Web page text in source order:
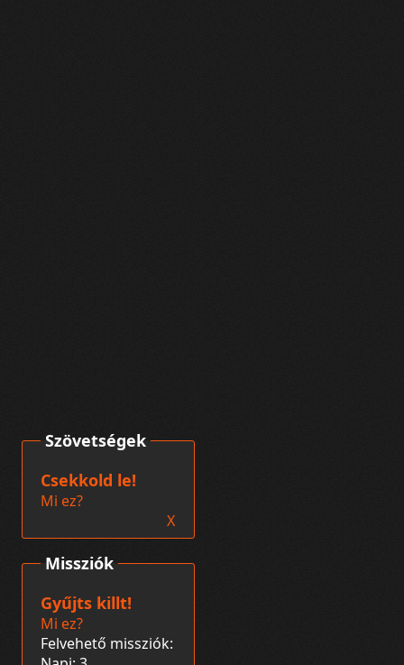
Missziók
Gyűjts killt!
Mi ez?
Felvehető missziók:
Szövetségek
Csekkold le!
Mi ez?
X